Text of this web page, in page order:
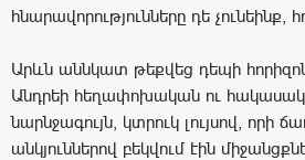
հնարավորությունները դե չունեինք,
Արևն աննկատ թեքվեց դեպի
Անդրեի հեղափոխական ու
նարնջագույն, կտրուկ լույսով, որի
անկյուններով բեկվում էին